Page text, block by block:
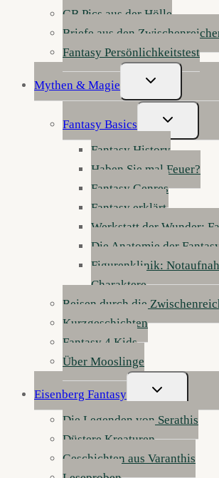
GB Pics aus der Hölle
Briefe aus den
Fantasy Persönlichkeitstest
Mythen & Magie
Untermenü
Umschalten
Fantasy Basics
Untermenü
Umschalten
Fantasy History
Haben Sie mal Feuer?
Fantasy Genres
Fantasy erklärt
Werkstatt der Wunder:
Die Anatomie der
Figurenklinik:
Charaktere
Reisen durch die
Kurzgeschichten
Fantasy 4 Kids
Über Mooslinge
Eisenberg Fantasy
Untermenü
Umschalten
Die Legenden von Serathis
Düstere Kreaturen
Geschichten aus Varanthis